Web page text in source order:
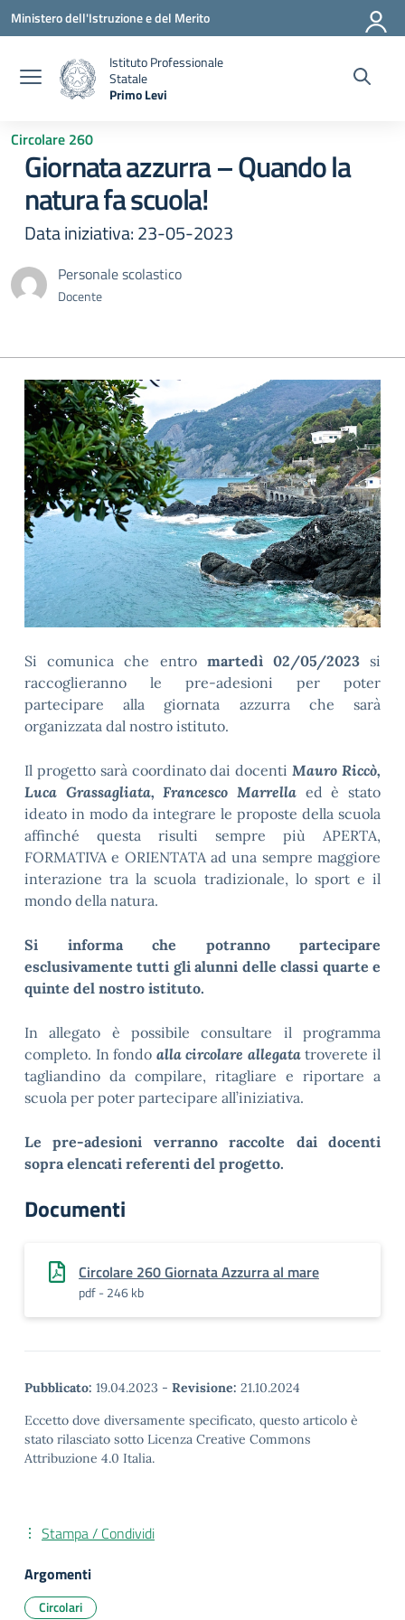
Vai ai contenuti
Vai al menu di navigazione
Vai al footer
Ministero dell'Istruzione e del Merito
Istituto Professionale
Statale
Primo Levi
Circolare 260
Giornata azzurra – Quando la
natura fa scuola!
Data iniziativa: 23-05-2023
Personale scolastico
Docente
Si comunica che entro martedì 02/05/2023si
raccoglieranno le pre-adesioni per poter
partecipare alla giornata azzurra che sarà
organizzata dal nostro istituto.
Il progetto sarà coordinato dai docenti Mauro Riccò,
Luca Grassagliata, Francesco Marrella ed è stato
ideato in modo da integrare le proposte della scuola
affinché questa risulti sempre più APERTA,
FORMATIVA e ORIENTATA ad una sempre maggiore
interazione tra la scuola tradizionale, lo sport e il
mondo della natura.
Si informa che potranno partecipare
esclusivamente tutti gli alunni delle classi quarte e
quinte del nostro istituto.
In allegato è possibile consultare il programma
completo. In fondo alla circolare allegatatroverete il
tagliandino da compilare, ritagliare e riportare a
scuola per poter partecipare all’iniziativa.
Le pre-adesioni verranno raccolte dai docenti
sopra elencati referenti del progetto.
Documenti
Circolare 260 Giornata Azzurra al mare
pdf - 246 kb
Pubblicato: 19.04.2023 - Revisione: 21.10.2024
Eccetto dove diversamente specificato, questo articolo è
stato rilasciato sotto Licenza Creative Commons
Attribuzione 4.0 Italia.
Stampa / Condividi
Argomenti
Circolari